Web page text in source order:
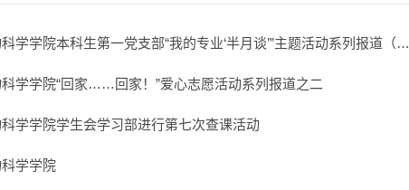
学学院本科生第一党支部“我的专业‘半月谈’”主题活动系列报道（…
学学院“回家……回家！”爱心志愿活动系列报道之二
学学院学生会学习部进行第七次查课活动
学学院